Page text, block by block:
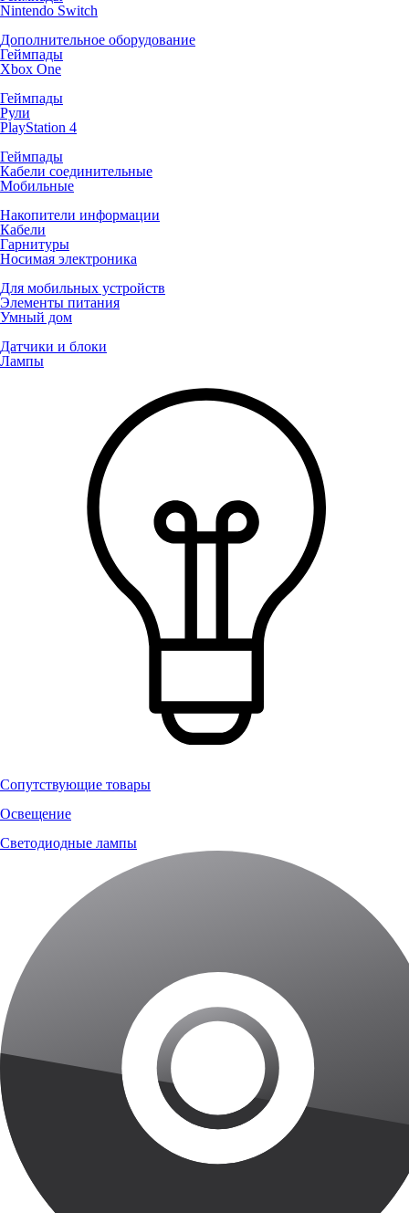
Nintendo Switch
Дополнительное оборудование
Геймпады
Xbox One
Геймпады
Рули
PlayStation 4
Геймпады
Кабели соединительные
Мобильные
Накопители информации
Кабели
Гарнитуры
Носимая электроника
Для мобильных устройств
Элементы питания
Умный дом
Датчики и блоки
Лампы
Сопутствующие товары
Освещение
Светодиодные лампы